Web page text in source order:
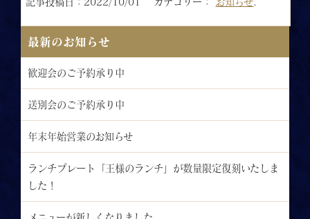
最新のお知らせ
歓迎会のご予約承り中
送別会のご予約承り中
年末年始営業のお知らせ
ランチプレート「王様のランチ」が数量限定復刻いたしま
した！